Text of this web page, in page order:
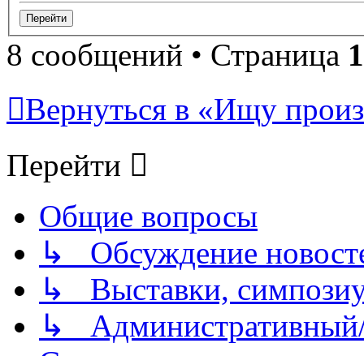
8 сообщений • Страница 1
Вернуться в «Ищу
Перейти
Общие вопросы
↳ Обсуждение
↳ Выставки,
↳